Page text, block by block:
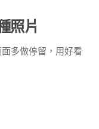
照片
多做停留，用好看